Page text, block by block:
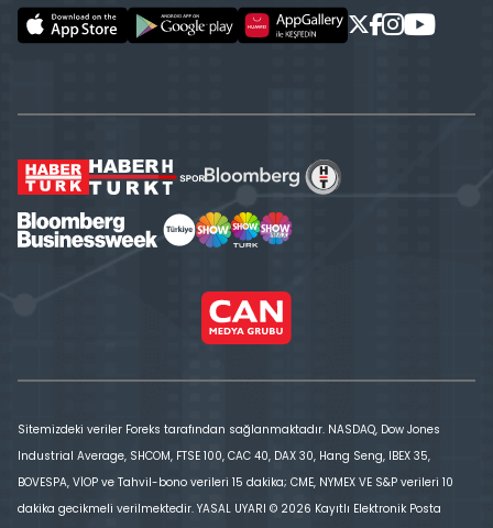
Sitemizdeki veriler Foreks tarafından sağlanmaktadır. NASDAQ, Dow Jones
Industrial Average, SHCOM, FTSE 100, CAC 40, DAX 30, Hang Seng, IBEX 35,
BOVESPA, VİOP ve Tahvil-bono verileri 15 dakika; CME, NYMEX VE S&P verileri 10
dakika gecikmeli verilmektedir. YASAL UYARI © 2026 Kayıtlı Elektronik Posta